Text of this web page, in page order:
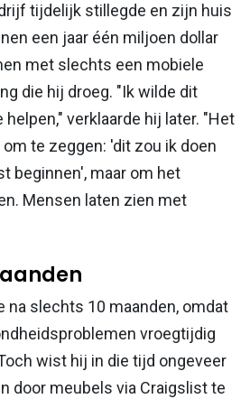
tijdelijk stillegde en zijn huis
een jaar één miljoen dollar
met slechts een mobiele
die hij droeg. "Ik wilde dit
verklaarde hij later. "Het
te zeggen: 'dit zou ik doen
beginnen', maar om het
Mensen laten zien met
na slechts 10 maanden, omdat
vroegtijdig
wist hij in die tijd ongeveer
door meubels via Craigslist te